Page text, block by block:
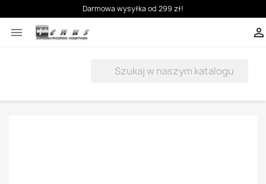
Darmowa wysyłka od 299 zł!
 